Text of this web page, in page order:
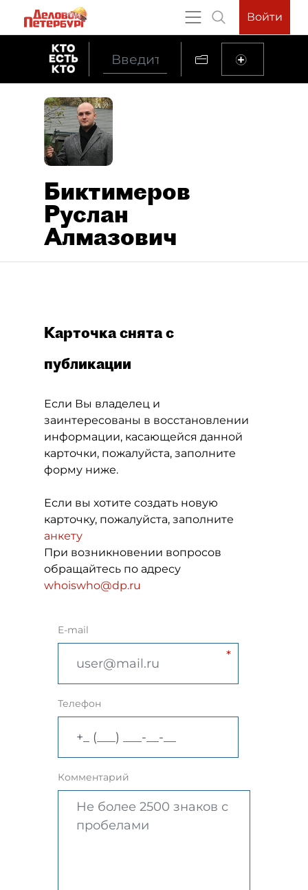
Войти
Биктимеров
Руслан
Алмазович
Карточка снята с
публикации
Если Вы владелец и
заинтересованы в восстановлении
информации, касающейся данной
карточки, пожалуйста, заполните
форму ниже.
Если вы хотите создать новую
карточку, пожалуйста, заполните
анкету
При возникновении вопросов
обращайтесь по адресу
whoiswho@dp.ru
E-mail
Телефон
Комментарий